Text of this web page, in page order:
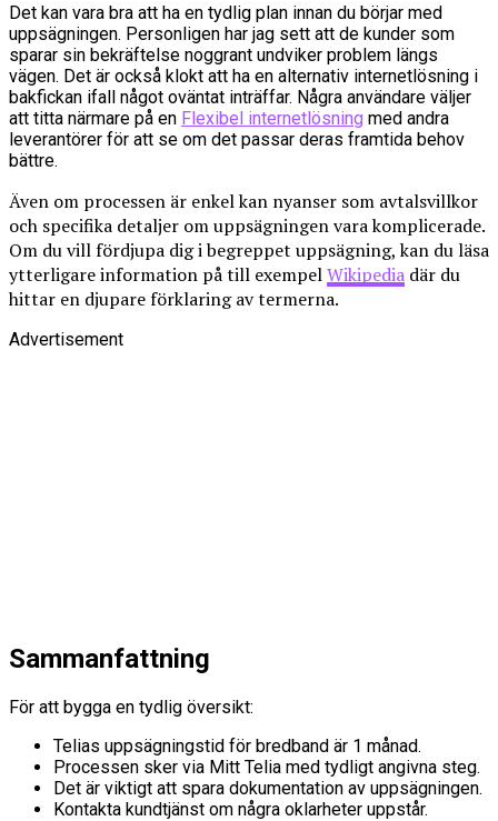
Det kan vara bra att ha en tydlig plan innan du börjar med
uppsägningen. Personligen har jag sett att de kunder som
sparar sin bekräftelse noggrant undviker problem längs
vägen. Det är också klokt att ha en alternativ internetlösning i
bakfickan ifall något oväntat inträffar. Några användare väljer
att titta närmare på en Flexibel internetlösning med andra
leverantörer för att se om det passar deras framtida behov
bättre.
Även om processen är enkel kan nyanser som avtalsvillkor
och specifika detaljer om uppsägningen vara komplicerade.
Om du vill fördjupa dig i begreppet uppsägning, kan du läsa
ytterligare information på till exempelWikipedia där du
hittar en djupare förklaring av termerna.
Advertisement
Sammanfattning
För att bygga en tydlig översikt:
Telias uppsägningstid för bredband är 1 månad.
Processen sker via Mitt Telia med tydligt angivna steg.
Det är viktigt att spara dokumentation av uppsägningen.
Kontakta kundtjänst om några oklarheter uppstår.